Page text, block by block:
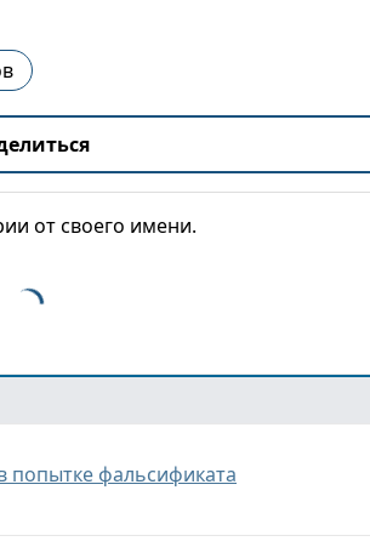
от своего имени.
попытке фальсификата